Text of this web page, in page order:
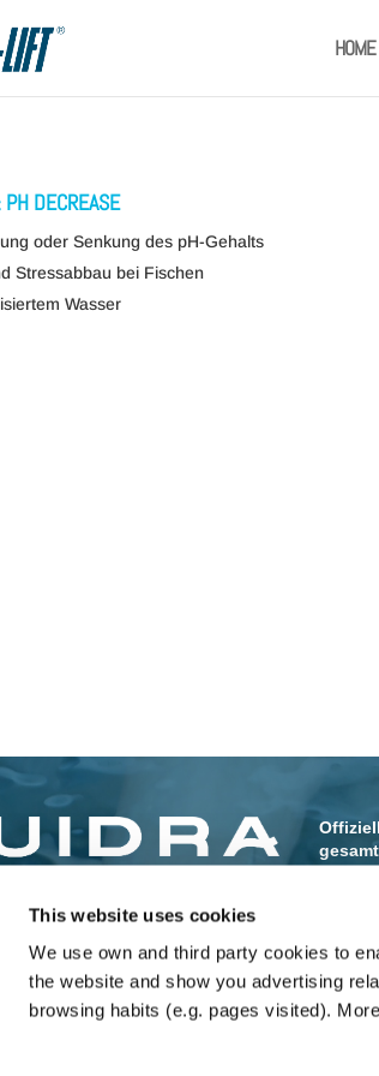
This website uses cookies
We use own and third party cookies to
the website and show you advertising
browsing habits (e.g. pages visited).
HOME
DECREASE
oder Senkung des pH-Gehalts
Stressabbau bei Fischen
Wasser
Fluidra